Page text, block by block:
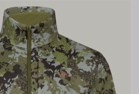
abstimmen und tragen aktiv zum
ist ihre Konstruktion ganzheitlich
von Jäger und Hund abgestimmt.
Dafür sorgt der Blaser
gleichmäßig über den gesamten Lauf
R8 Ultimate Silence die erstklassige
jedes R8 Modell auszeichnet. Die
Schalldämpfermantel ist in
Design gestaltet, das ihr sowohl ein
ein ausgesprochen attraktives